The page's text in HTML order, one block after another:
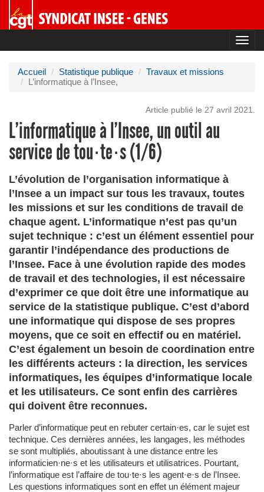
Accueil Statistique publique
Travaux et missions
L’informatique à l’Insee,
Article publié le 27 avril 2021.
L’informatique à l’Insee, un outil au
service de tou·te·s (1/6)
L’évolution de l’organisation informatique à
l’Insee a un impact sur tous les travaux, toutes
les missions et sur les conditions de travail de
chaque agent. L’informatique n’est pas qu’un
sujet technique : c’est un élément essentiel pour
garantir l’indépendance des productions de
l’Insee. Face à une évolution rapide des modes
de travail et des technologies, il est nécessaire
d’exprimer ce que doit être une informatique au
service de la statistique publique. C’est d’abord
une informatique qui dispose de ses propres
moyens, que ce soit en effectif ou en matériel.
C’est également un besoin de coordination entre
les différents acteurs : la direction, les services
informatiques, les équipes d’informatique locale
et les utilisateurs. Ce sont enfin des carrières
qui doivent être reconnues.
Parler d’informatique peut en rebuter certain·es, car le sujet est
technique. Ces dernières années, les langages, les méthodes
se sont multipliés, aboutissant à une distance entre les
informaticien·ne·s et les utilisateurs et utilisatrices. Pourtant,
l’informatique est l’affaire de tou·te·s les agent·e·s de l’Insee.
Les questions informatiques sont en effet un élément majeur